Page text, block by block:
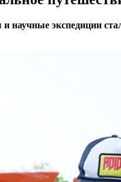
научные экспедиции